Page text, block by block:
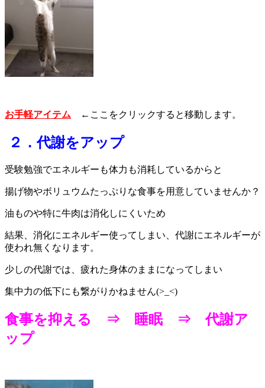
お手軽アイテム ←ここをクリックすると移動します。
２．代謝をアップ
受験勉強でエネルギーも体力も消耗しているからと
揚げ物やボリュウムたっぷりな食事を用意していませんか？
油ものや特に牛肉は消化しにくいため
結果、消化にエネルギー使ってしまい、代謝にエネルギーが
使われ無くなります。
少しの代謝では、疲れた身体のままになってしまい
集中力の低下にも繋がりかねません(>_<)
食事を抑える ⇒ 睡眠 ⇒ 代謝ア
ップ